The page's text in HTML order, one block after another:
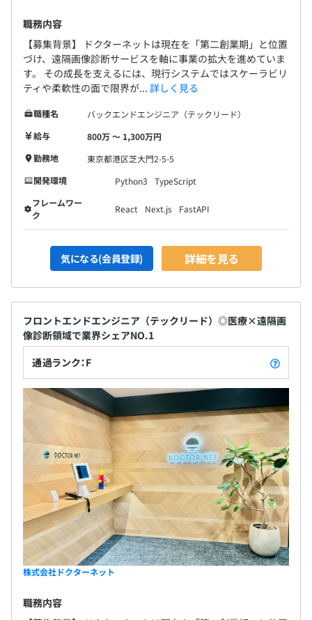
当分けはしていません。
また、開発領域もフロントエンドやサーバサイドで分けて
おらず、開発に携わるメンバーはみなフルスタックエンジ
ニアとして開発をおこないます。
もちろん、個人の得手不得手はあるため、得意領域を考慮
した機能ごとの割り振りはおこなっています。
また、インフラにおいては、クラウド環境とオンプレミス
環境の両方を採用しています。
大量の画像データを扱う際、クラウド環境だと動作が遅く
なるため、処理速度の早いオンプレミス環境を採用するな
ど、用途に応じて柔軟に環境を使い分けています。
クラウド環境については、医療機関と専門医をつなぐ部分
職務内容
【募集背景】 ドクターネットは現在を「第二創業期」と位置
づけ、遠隔画像診断サービスを軸に事業の拡大を進めていま
す。 その成長を支えるには、現行システムではスケーラビリ
ティや柔軟性の面で限界が... 詳しく見る
職種名
バックエンドエンジニア（テックリード）
給与
800万 〜 1,300万円
勤務地
東京都港区芝大門2-5-5
開発環境
Python3
TypeScript
フレームワー
ク
React Next.js FastAPI
気になる(会員登録) 詳細を見る
フロントエンドエンジニア（テックリード）◎医療×遠隔画
像診断領域で業界シェアNO.1
通過ランク：F
株式会社ドクターネット
職務内容